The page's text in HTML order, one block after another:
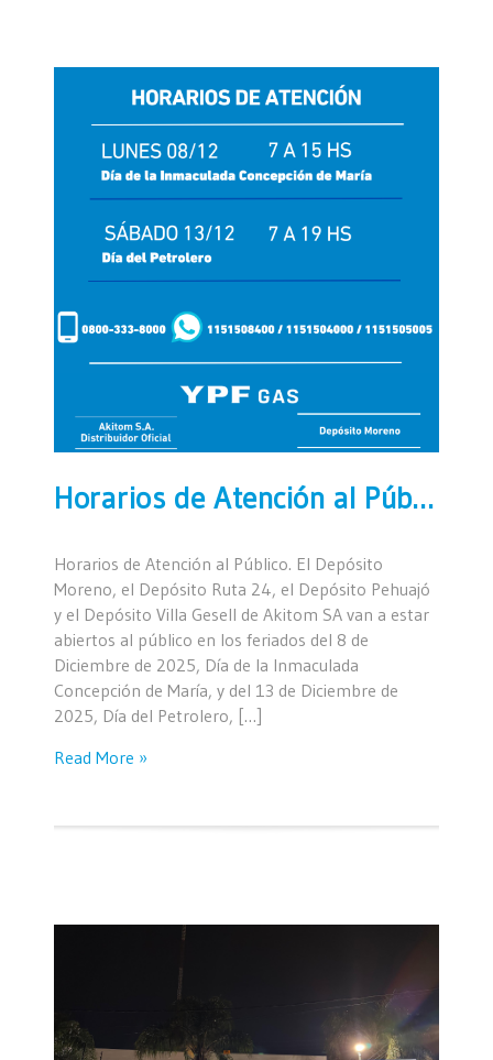
Horarios de Atención al Público
Horarios de Atención al Público. El Depósito
Moreno, el Depósito Ruta 24, el Depósito Pehuajó
y el Depósito Villa Gesell de Akitom SA van a estar
abiertos al público en los feriados del 8 de
Diciembre de 2025, Día de la Inmaculada
Concepción de María, y del 13 de Diciembre de
2025, Día del Petrolero, […]
Read More »